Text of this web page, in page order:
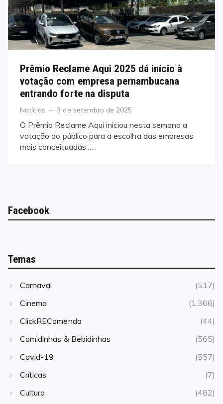
Prêmio Reclame Aqui 2025 dá início à
votação com empresa pernambucana
entrando forte na disputa
Categories
Notícias
Posted
3 de setembro de 2025
O Prêmio Reclame Aqui iniciou nesta semana a
votação do público para a escolha das empresas
mais conceituadas …
Facebook
Temas
Carnaval
(517)
Cinema
(1.366)
ClickREComenda
(44)
Comidinhas & Bebidinhas
(565)
Covid-19
(557)
Críticas
(7)
Cultura
(482)